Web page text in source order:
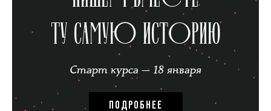
ТУ САМУЮ ИСТОРИЮ
Старт курса — 18 января
ПОДРОБНЕЕ